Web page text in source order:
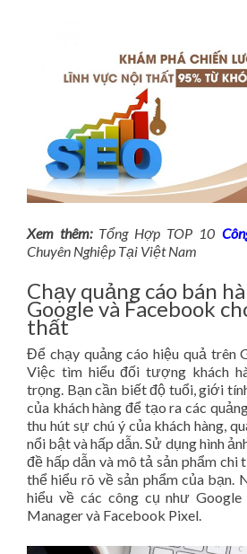
Xem thêm: Tổng Hợp TOP 10
Chuyên Nghiệp Tại Việt Nam
Chạy quảng cáo bán
Google và Facebook
thất
Để chạy quảng cáo hiệu quả trên
Việc tìm hiểu đối tượng khách
trọng. Bạn cần biết độ tuổi, giới
của khách hàng để tạo ra các
thu hút sự chú ý của khách hàng,
nổi bật và hấp dẫn. Sử dụng hình
đề hấp dẫn và mô tả sản phẩm chi
thể hiểu rõ về sản phẩm của bạn.
hiểu về các công cụ như Google
Manager và Facebook Pixel.